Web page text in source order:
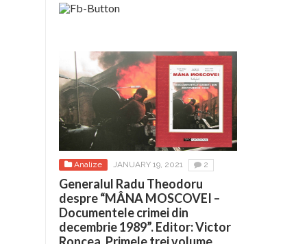
Analize JANUARY 19, 2021 2
Generalul Radu Theodoru
despre “MÂNA MOSCOVEI –
Documentele crimei din
decembrie 1989”. Editor: Victor